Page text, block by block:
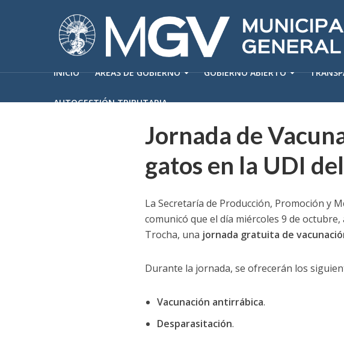
INICIO ÁREAS DE GOBIERNO GOBIERNO ABIERTO
AUTOGESTIÓN TRIBUTARIA
Jornada de
gatos en la UDI
La Secretaría de Producción, Promoción y
comunicó que el día miércoles 9 de
Trocha, una jornada gratuita de
Durante la jornada, se ofrecerán los
Vacunación antirrábica.
Desparasitación.